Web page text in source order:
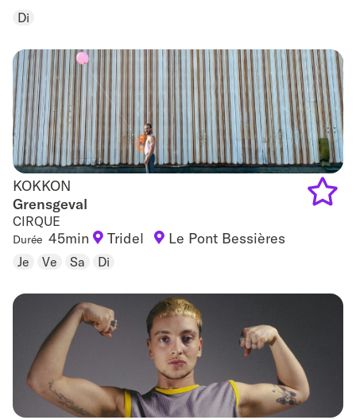
Di
KOKKON
KOKKON
Grensgeval
CIRQUE
Durée 45min Tridel Le Pont Bessières
Je Ve Sa Di